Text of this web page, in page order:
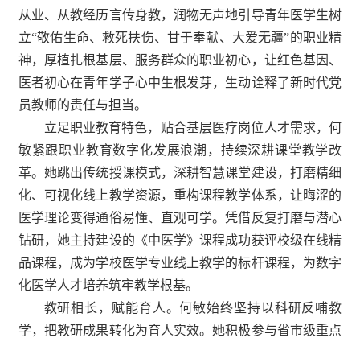
从业、从教经历言传身教，润物无声地引导青年医学生树
立“敬佑生命、救死扶伤、甘于奉献、大爱无疆”的职业精
神，厚植扎根基层、服务群众的职业初心，让红色基因、
医者初心在青年学子心中生根发芽，生动诠释了新时代党
员教师的责任与担当。
立足职业教育特色，贴合基层医疗岗位人才需求，何
敏紧跟职业教育数字化发展浪潮，持续深耕课堂教学改
革。她跳出传统授课模式，深耕智慧课堂建设，打磨精细
化、可视化线上教学资源，重构课程教学体系，让晦涩的
医学理论变得通俗易懂、直观可学。凭借反复打磨与潜心
钻研，她主持建设的《中医学》课程成功获评校级在线精
品课程，成为学校医学专业线上教学的标杆课程，为数字
化医学人才培养筑牢教学根基。
教研相长，赋能育人。何敏始终坚持以科研反哺教
学，把教研成果转化为育人实效。她积极参与省市级重点